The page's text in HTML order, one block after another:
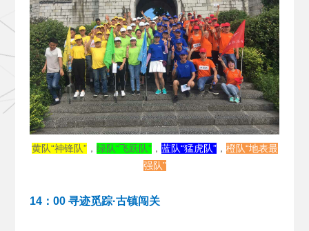
黄队“神锋队” ， 绿队“飞跃队” ， 蓝队“猛虎队”， 橙队“地表最
强队”
14：00 寻迹觅踪·古镇闯关